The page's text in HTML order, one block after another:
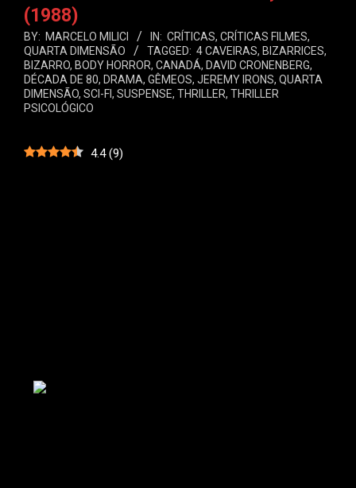
(1988)
BY: MARCELO MILICI IN: CRÍTICAS, CRÍTICAS FILMES,
QUARTA DIMENSÃO
TAGGED: 4 CAVEIRAS, BIZARRICES,
BIZARRO, BODY HORROR, CANADÁ, DAVID CRONENBERG,
DÉCADA DE 80, DRAMA, GÊMEOS, JEREMY IRONS, QUARTA
DIMENSÃO, SCI-FI, SUSPENSE, THRILLER, THRILLER
PSICOLÓGICO
4.4 (9)